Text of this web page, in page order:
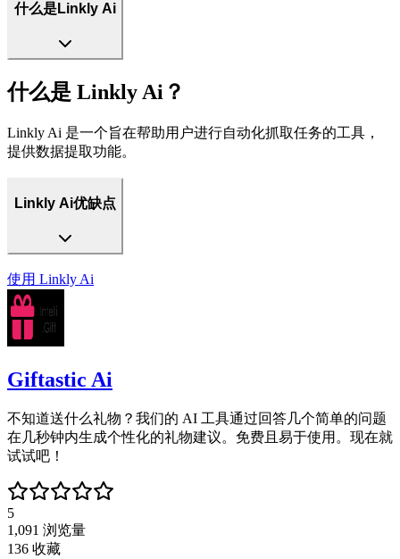
什么是Linkly Ai
什么是 Linkly Ai？
Linkly Ai 是一个旨在帮助用户进行自动化抓取任务的工具，
提供数据提取功能。
Linkly Ai优缺点
使用 Linkly Ai
Giftastic Ai
不知道送什么礼物？我们的 AI 工具通过回答几个简单的问题
在几秒钟内生成个性化的礼物建议。免费且易于使用。现在就
试试吧！
5
1,091 浏览量
136 收藏